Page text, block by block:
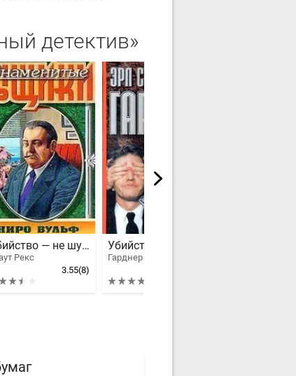
детектив»
Убийство — не шутка
Рекс
3.55(8)
Гарднер Эрл Стенли